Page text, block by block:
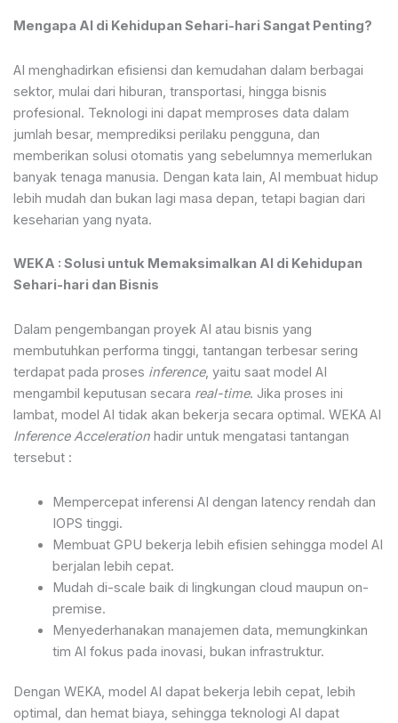
Mengapa AI di Kehidupan Sehari-hari Sangat Penting?
AI menghadirkan efisiensi dan kemudahan dalam berbagai
sektor, mulai dari hiburan, transportasi, hingga bisnis
profesional. Teknologi ini dapat memproses data dalam
jumlah besar, memprediksi perilaku pengguna, dan
memberikan solusi otomatis yang sebelumnya memerlukan
banyak tenaga manusia. Dengan kata lain, AI membuat hidup
lebih mudah dan bukan lagi masa depan, tetapi bagian dari
keseharian yang nyata.
WEKA : Solusi untuk Memaksimalkan AI di Kehidupan
Sehari-hari dan Bisnis
Dalam pengembangan proyek AI atau bisnis yang
membutuhkan performa tinggi, tantangan terbesar sering
terdapat pada proses inference, yaitu saat model AI
mengambil keputusan secara real-time. Jika proses ini
lambat, model AI tidak akan bekerja secara optimal. WEKA AI
Inference Acceleration hadir untuk mengatasi tantangan
tersebut :
Mempercepat inferensi AI dengan latency rendah dan
IOPS tinggi.
Membuat GPU bekerja lebih efisien sehingga model AI
berjalan lebih cepat.
Mudah di-scale baik di lingkungan cloud maupun on-
premise.
Menyederhanakan manajemen data, memungkinkan
tim AI fokus pada inovasi, bukan infrastruktur.
Dengan WEKA, model AI dapat bekerja lebih cepat, lebih
optimal, dan hemat biaya, sehingga teknologi AI dapat